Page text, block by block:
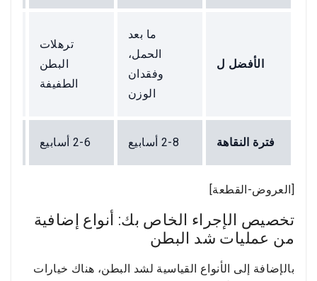
الأفضل ل
ما بعد
الحمل،
وفقدان
الوزن
ترهلات
البطن
الطفيفة
فترة النقاهة 2-8 أسابيع 2-6 أسابيع
[العروض-القطعة]
تخصيص الإجراء الخاص بك: أنواع إضافية
من عمليات شد البطن
بالإضافة إلى الأنواع القياسية لشد البطن، هناك خيارات